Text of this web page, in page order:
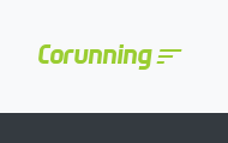
Corunningsort